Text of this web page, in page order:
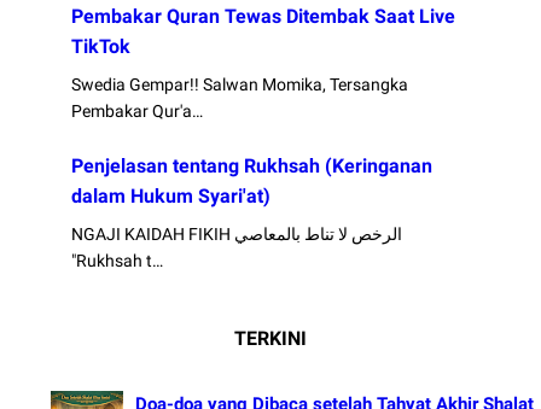
Pembakar Quran Tewas Ditembak Saat Live
TikTok
Swedia Gempar!! Salwan Momika, Tersangka
Pembakar Qur'a…
Penjelasan tentang Rukhsah (Keringanan
dalam Hukum Syari'at)
NGAJI KAIDAH FIKIH الرخص لا تناط بالمعاصي
"Rukhsah t…
TERKINI
Doa-doa yang Dibaca setelah Tahyat Akhir Shalat